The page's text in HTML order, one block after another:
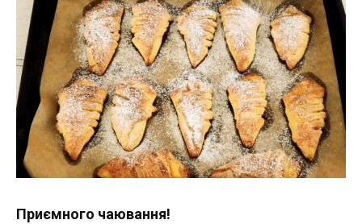
Приємного чаювання!